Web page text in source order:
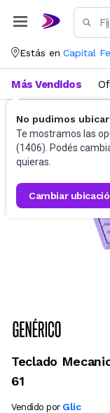
Estás en Capital
No pudimos
Te mostramos las
(1406). Podés
quieras.
cambiar
Más Vendidos
Gaming PC
Teclado
61
Vendido por Glic